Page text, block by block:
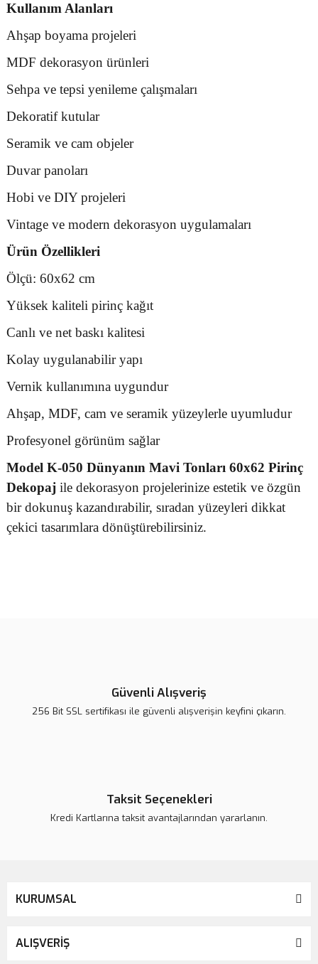
Kullanım Alanları
Ahşap boyama projeleri
MDF dekorasyon ürünleri
Sehpa ve tepsi yenileme çalışmaları
Dekoratif kutular
Seramik ve cam objeler
Duvar panoları
Hobi ve DIY projeleri
Vintage ve modern dekorasyon uygulamaları
Ürün Özellikleri
Ölçü: 60x62 cm
Yüksek kaliteli pirinç kağıt
Canlı ve net baskı kalitesi
Kolay uygulanabilir yapı
Vernik kullanımına uygundur
Ahşap, MDF, cam ve seramik yüzeylerle uyumludur
Profesyonel görünüm sağlar
Model K-050 Dünyanın Mavi Tonları 60x62 Pirinç
Dekopaj ile dekorasyon projelerinize estetik ve özgün
bir dokunuş kazandırabilir, sıradan yüzeyleri dikkat
çekici tasarımlara dönüştürebilirsiniz.
Güvenli Alışveriş
256 Bit SSL sertifikası ile güvenli alışverişin keyfini çıkarın.
Taksit Seçenekleri
Kredi Kartlarına taksit avantajlarından yararlanın.
KURUMSAL
ALIŞVERİŞ